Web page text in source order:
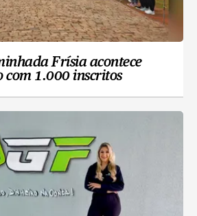
Frísia acontece
com 1.000 inscritos